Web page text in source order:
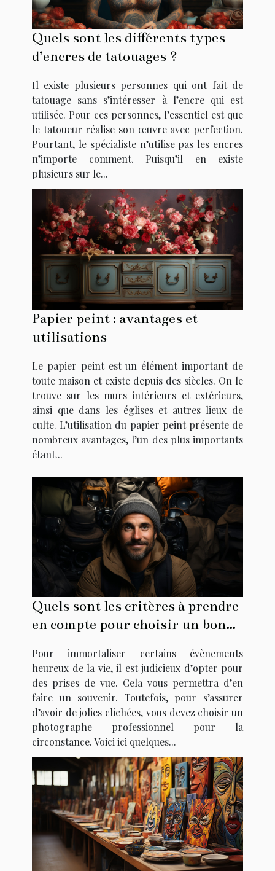
Quels sont les différents types
d’encres de tatouages ?
Il existe plusieurs personnes qui ont fait de
tatouage sans s’intéresser à l’encre qui est
utilisée. Pour ces personnes, l’essentiel est que
le tatoueur réalise son œuvre avec perfection.
Pourtant, le spécialiste n’utilise pas les encres
n’importe comment. Puisqu’il en existe
plusieurs sur le...
Papier peint : avantages et
utilisations
Le papier peint est un élément important de
toute maison et existe depuis des siècles. On le
trouve sur les murs intérieurs et extérieurs,
ainsi que dans les églises et autres lieux de
culte. L’utilisation du papier peint présente de
nombreux avantages, l’un des plus importants
étant...
Quels sont les critères à prendre
en compte pour choisir un bon
Pour immortaliser certains évènements
heureux de la vie, il est judicieux d’opter pour
des prises de vue. Cela vous permettra d’en
faire un souvenir. Toutefois, pour s’assurer
d’avoir de jolies clichées, vous devez choisir un
photographe professionnel pour la
circonstance. Voici ici quelques...